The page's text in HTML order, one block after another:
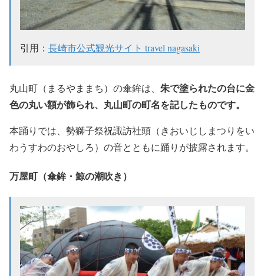
引用： 長崎市公式観光サイト travel nagasaki
丸山町（まるやままち）の傘鉾は、 朱で塗られたの台に金
色の丸い額が飾られ、丸山町の町名を記したものです。
本踊りでは、勢獅子祭祝諏訪社頭（きおいじしまつりをい
わうすわのおやしろ）の音とともに踊りが披露されます。
万屋町（傘鉾・鯨の潮吹き）